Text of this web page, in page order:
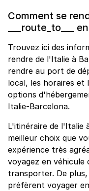
Comment se
___route_to___
Trouvez ici des
rendre de l'Italie à
rendre au port de
local, les horaires et
options
Italie-Barcelona.
L'itinéraire de l'Italie
meilleur choix que
expérience très
voyagez en véhicule
transporter. De
préfèrent voyager